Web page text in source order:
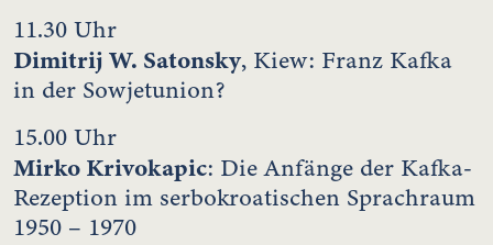
11.30 Uhr
Dimitrij W. Satonsky, Kiew: Franz Kafka
in der Sowjetunion?
15.00 Uhr
Mirko Krivokapic: Die Anfänge der Kafka-
Rezeption im serbokroatischen Sprachraum
1950 – 1970